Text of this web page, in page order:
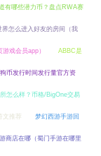
有哪些潜力币？盘点RWA赛
界怎么进入好友的房间（我
戏会员app） ABBC是
币发行时间发行量官方资
怎么样？币格/BigOne交易
推荐 梦幻西游手游回
商店在哪（蜀门手游在哪里